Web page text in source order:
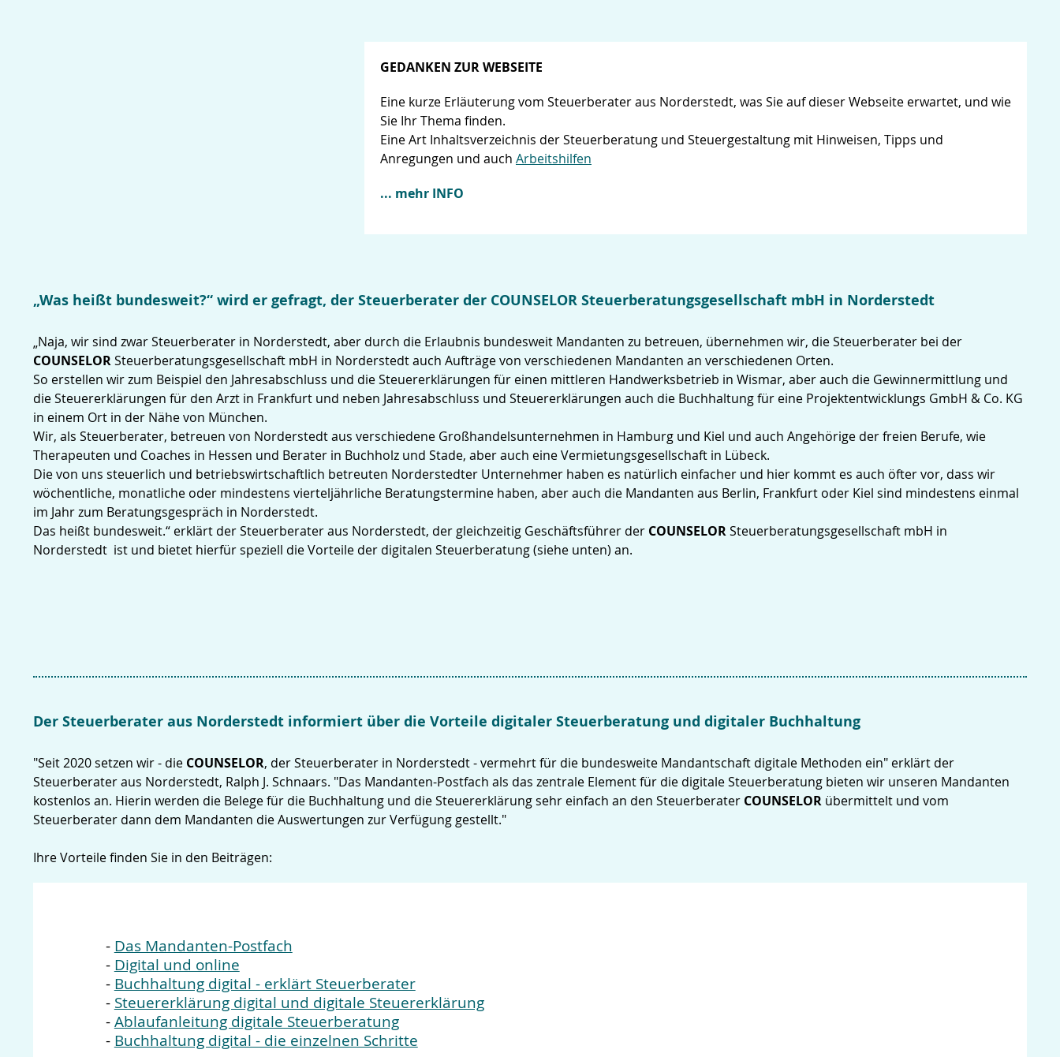
GEDANKEN ZUR WEBSEITE
Eine kurze Erläuterung vom Steuerberater aus Norderstedt, was Sie auf dieser Webseite erwartet, und wie
Sie Ihr Thema finden.
Eine Art Inhaltsverzeichnis der Steuerberatung und Steuergestaltung mit Hinweisen, Tipps und
Anregungen und auch Arbeitshilfen
... mehr INFO
„Was heißt bundesweit?“ wird er gefragt, der Steuerberater der COUNSELOR Steuerberatungsgesellschaft mbH in Norderstedt
„Naja, wir sind zwar Steuerberater in Norderstedt, aber durch die Erlaubnis bundesweit Mandanten zu betreuen, übernehmen wir, die Steuerberater bei der
COUNSELORSteuerberatungsgesellschaft mbH in Norderstedt auch Aufträge von verschiedenen Mandanten an verschiedenen Orten.
So erstellen wir zum Beispiel den Jahresabschluss und die Steuererklärungen für einen mittleren Handwerksbetrieb in Wismar, aber auch die Gewinnermittlung und
die Steuererklärungen für den Arzt in Frankfurt und neben Jahresabschluss und Steuererklärungen auch die Buchhaltung für eine Projektentwicklungs GmbH & Co. KG
in einem Ort in der Nähe von München.
Wir, als Steuerberater, betreuen von Norderstedt aus verschiedene Großhandelsunternehmen in Hamburg und Kiel und auch Angehörige der freien Berufe, wie
Therapeuten und Coaches in Hessen und Berater in Buchholz und Stade, aber auch eine Vermietungsgesellschaft in Lübeck.
Die von uns steuerlich und betriebswirtschaftlich betreuten Norderstedter Unternehmer haben es natürlich einfacher und hier kommt es auch öfter vor, dass wir
wöchentliche, monatliche oder mindestens vierteljährliche Beratungstermine haben, aber auch die Mandanten aus Berlin, Frankfurt oder Kiel sind mindestens einmal
im Jahr zum Beratungsgespräch in Norderstedt.
Das heißt bundesweit.“ erklärt der Steuerberater aus Norderstedt, der gleichzeitig Geschäftsführer der COUNSELORSteuerberatungsgesellschaft mbH in
Norderstedt ist und bietet hierfür speziell die Vorteile der digitalen Steuerberatung (siehe unten) an.
Der Steuerberater aus Norderstedt informiert über die Vorteile digitaler Steuerberatung und digitaler Buchhaltung
"Seit 2020 setzen wir - die COUNSELOR, der Steuerberater in Norderstedt - vermehrt für die bundesweite Mandantschaft digitale Methoden ein" erklärt der
Steuerberater aus Norderstedt, Ralph J. Schnaars. "Das Mandanten-Postfach als das zentrale Element für die digitale Steuerberatung bieten wir unseren Mandanten
kostenlos an. Hierin werden die Belege für die Buchhaltung und die Steuererklärung sehr einfach an den Steuerberater COUNSELOR übermittelt und vom
Steuerberater dann dem Mandanten die Auswertungen zur Verfügung gestellt."
Ihre Vorteile finden Sie in den Beiträgen:
- Das Mandanten-Postfach
- Digital und online
- Buchhaltung digital - erklärt Steuerberater
- Steuererklärung digital und digitale Steuererklärung
-Ablaufanleitung digitale Steuerberatung
- Buchhaltung digital - die einzelnen Schritte